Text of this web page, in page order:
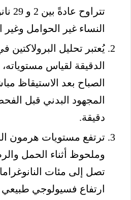
النساء غير الحوامل
يُعتبر تحليل البرولاكتين
الدقيقة لقياس
الصباح بعد الاستيقاظ
المجهود البدني قبل
دقيقة.
ترتفع مستويات هرمون
وملحوظ أثناء الحمل
تصل إلى مئات
ارتفاع فسيولوجي